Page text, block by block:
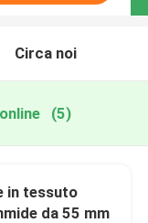
Circa noi
(5)
in tessuto
da 55 mm